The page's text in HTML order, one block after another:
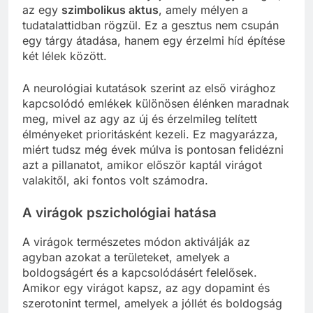
az egy szimbolikus aktus, amely mélyen a
tudatalattidban rögzül. Ez a gesztus nem csupán
egy tárgy átadása, hanem egy érzelmi híd építése
két lélek között.
A neurológiai kutatások szerint az első virághoz
kapcsolódó emlékek különösen élénken maradnak
meg, mivel az agy az új és érzelmileg telített
élményeket prioritásként kezeli. Ez magyarázza,
miért tudsz még évek múlva is pontosan felidézni
azt a pillanatot, amikor először kaptál virágot
valakitől, aki fontos volt számodra.
A virágok pszichológiai hatása
A virágok természetes módon aktiválják az
agyban azokat a területeket, amelyek a
boldogságért és a kapcsolódásért felelősek.
Amikor egy virágot kapsz, az agy dopamint és
szerotonint termel, amelyek a jóllét és boldogság